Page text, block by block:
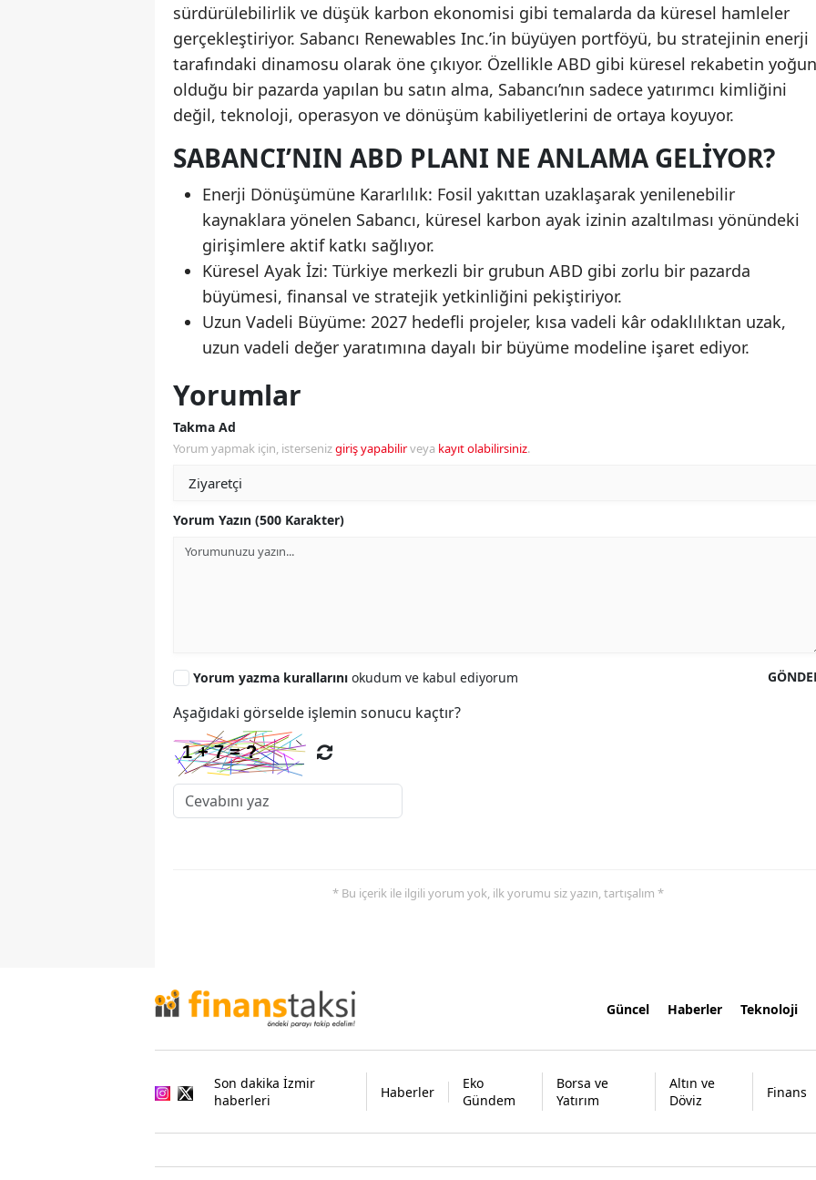
sürdürülebilirlik ve düşük karbon ekonomisi gibi temalarda da küresel hamleler
gerçekleştiriyor. Sabancı Renewables Inc.’in büyüyen portföyü, bu stratejinin enerji
tarafındaki dinamosu olarak öne çıkıyor. Özellikle ABD gibi küresel rekabetin yoğun
olduğu bir pazarda yapılan bu satın alma, Sabancı’nın sadece yatırımcı kimliğini
değil, teknoloji, operasyon ve dönüşüm kabiliyetlerini de ortaya koyuyor.
SABANCI’NIN ABD PLANI NE ANLAMA GELIYOR?
Enerji Dönüşümüne Kararlılık: Fosil yakıttan uzaklaşarak yenilenebilir
kaynaklara yönelen Sabancı, küresel karbon ayak izinin azaltılması yönündeki
girişimlere aktif katkı sağlıyor.
Küresel Ayak İzi: Türkiye merkezli bir grubun ABD gibi zorlu bir pazarda
büyümesi, finansal ve stratejik yetkinliğini pekiştiriyor.
Uzun Vadeli Büyüme: 2027 hedefli projeler, kısa vadeli kâr odaklılıktan uzak,
uzun vadeli değer yaratımına dayalı bir büyüme modeline işaret ediyor.
Yorumlar
Takma Ad
Yorum yapmak için, istersenizgiriş yapabilirveya kayıt olabilirsiniz.
Yorum Yazın (500 Karakter)
Yorum yazma kurallarını okudum ve kabul ediyorum
Aşağıdaki görselde işlemin sonucu kaçtır?
* Bu içerik ile ilgili yorum yok, ilk yorumu siz yazın, tartışalım *
Güncel Haberler Teknoloji
Son dakika İzmir
haberleri
Haberler
Eko
Gündem
Borsa ve
Yatırım
Altın ve
Döviz
Finans